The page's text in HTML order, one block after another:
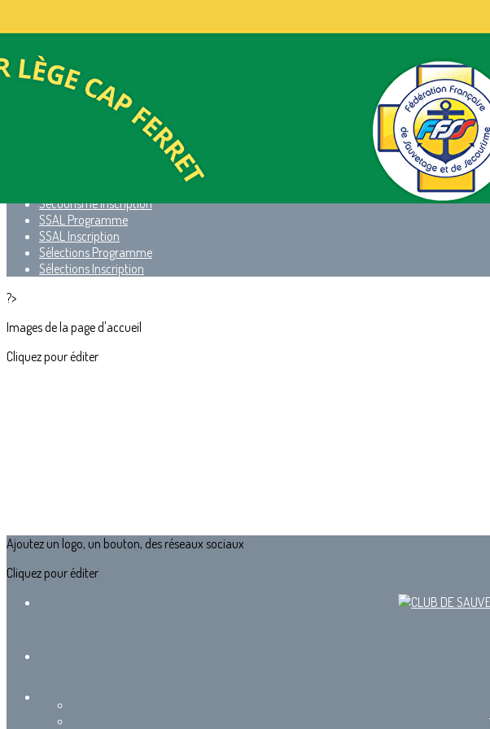
Exporter toutes les colonnes
Secourisme Inscription
SSAL Programme
SSAL Inscription
Sélections Programme
Sélections Inscription
?>
Images de la page d'accueil
Cliquez pour éditer
Ajoutez un logo, un bouton, des réseaux sociaux
Cliquez pour éditer